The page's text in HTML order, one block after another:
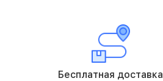
Бесплатная доставка